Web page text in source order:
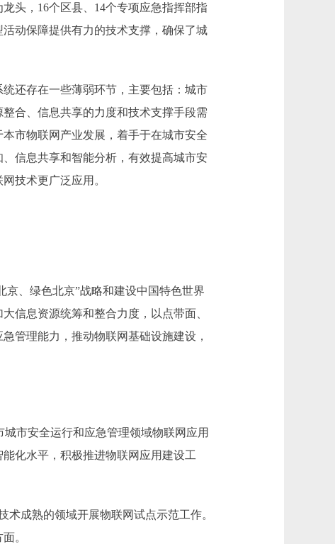
头，16个区县、14个专项应急指挥部指
动保障提供有力的技术支撑，确保了城
还存在一些薄弱环节，主要包括：城市
合、信息共享的力度和技术支撑手段需
市物联网产业发展，着手于在城市安全
信息共享和智能分析，有效提高城市安
技术更广泛应用。
、绿色北京”战略和建设中国特色世界
信息资源统筹和整合力度，以点带面、
管理能力，推动物联网基础设施建设，
市安全运行和应急管理领域物联网应用
化水平，积极推进物联网应用建设工
成熟的领域开展物联网试点示范工作。
。